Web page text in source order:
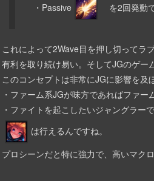
・Passive
を2回発動
これによって2Wave目を押し切ってラ
有利を取り続け易い。そしてJGのゲ
このコンセプトは非常にJGに影響を及
・ファーム系JGが味方であればファー
・ファイトを起こしたいジャングラー
は行えるんですね。
プロシーンだと特に強力で、高いマ